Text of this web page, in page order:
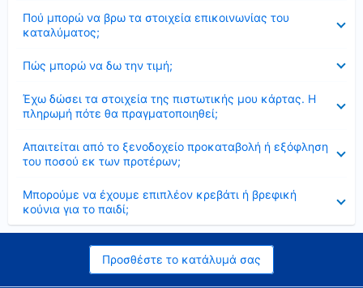
Πού μπορώ να βρω τα στοιχεία επικοινωνίας του
καταλύματος;
Πώς μπορώ να δω την τιμή;
Έχω δώσει τα στοιχεία της πιστωτικής μου κάρτας. Η
πληρωμή πότε θα πραγματοποιηθεί;
Απαιτείται από το ξενοδοχείο προκαταβολή ή εξόφληση
του ποσού εκ των προτέρων;
Μπορούμε να έχουμε επιπλέον κρεβάτι ή βρεφική
κούνια για το παιδί;
Προσθέστε το κατάλυμά σας